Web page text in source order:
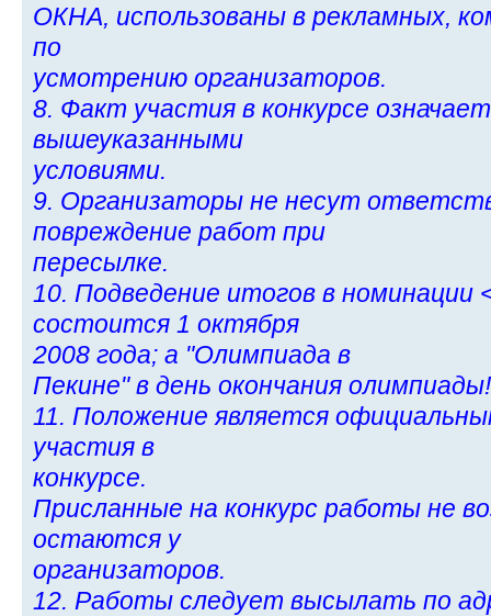
ОКНА, использованы в рекламных,
по
усмотрению организаторов.
8. Факт участия в конкурсе
вышеуказанными
условиями.
9. Организаторы не несут
повреждение работ при
пересылке.
10. Подведение итогов в номинации
состоится 1 октября
2008 года; а "Олимпиада в
Пекине" в день окончания олимпиады!
11. Положение является
участия в
конкурсе.
Присланные на конкурс работы не
остаются у
организаторов.
12. Работы следует высылать по